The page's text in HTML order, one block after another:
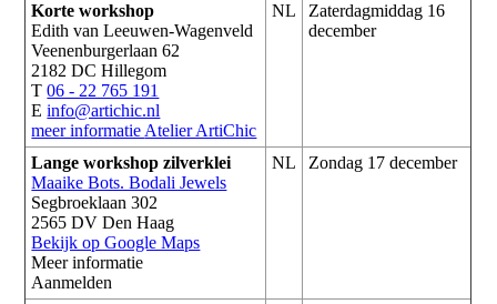
Korte workshop
Edith van Leeuwen-Wagenveld
Veenenburgerlaan 62
2182 DC Hillegom
T06 - 22 765 191
Einfo@artichic.nl
meer informatie Atelier ArtiChic
NL
Zaterdagmiddag 16
december
Lange workshop zilverklei
Maaike Bots. Bodali Jewels
Segbroeklaan 302
2565 DV Den Haag
Bekijk op Google Maps
Meer informatie
Aanmelden
NL Zondag 17 december